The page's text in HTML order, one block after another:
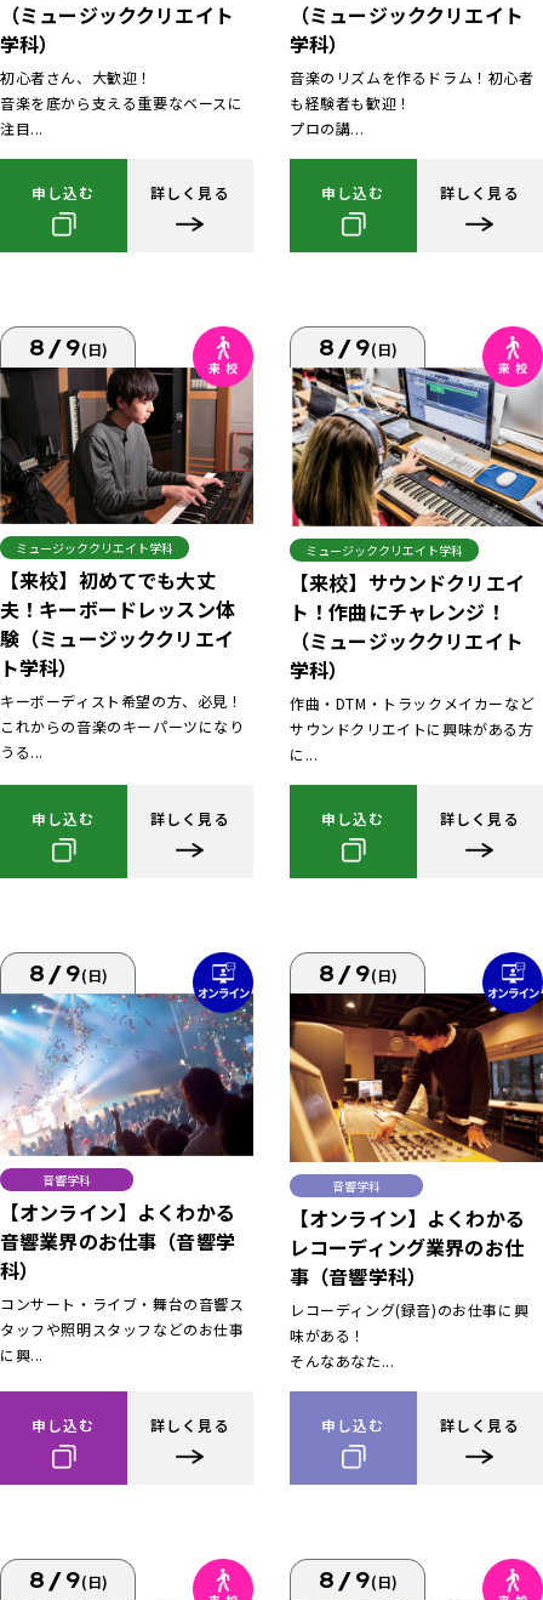
（ミュージッククリエイト
学科）
初心者さん、大歓迎！
音楽を底から支える重要なベースに
注目...
申し込む 詳しく見る
（ミュージッククリエイト
学科）
音楽のリズムを作るドラム！初心者
も経験者も歓迎！
プロの講...
申し込む 詳しく見る
8/9(日)
ミュージッククリエイト学科
【来校】初めてでも大丈
夫！キーボードレッスン体
験（ミュージッククリエイ
ト学科）
キーボーディスト希望の方、必見！
これからの音楽のキーパーツになり
うる...
申し込む 詳しく見る
8/9(日)
ミュージッククリエイト学科
【来校】サウンドクリエイ
ト！作曲にチャレンジ！
（ミュージッククリエイト
学科）
作曲・DTM・トラックメイカーなど
サウンドクリエイトに興味がある方
に...
申し込む 詳しく見る
8/9(日)
音響学科
【オンライン】よくわかる
音響業界のお仕事（音響学
科）
コンサート・ライブ・舞台の音響ス
タッフや照明スタッフなどのお仕事
に興...
申し込む 詳しく見る
8/9(日)
音響学科
【オンライン】よくわかる
レコーディング業界のお仕
事（音響学科）
レコーディング(録音)のお仕事に興
味がある！
そんなあなた...
申し込む 詳しく見る
8/9(日) 8/9(日)